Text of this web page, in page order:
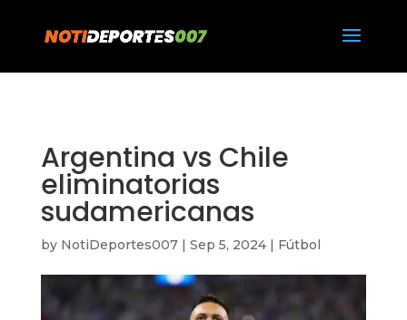
Argentina vs Chile
eliminatorias
sudamericanas
by NotiDeportes007| Sep 5, 2024| Fútbol